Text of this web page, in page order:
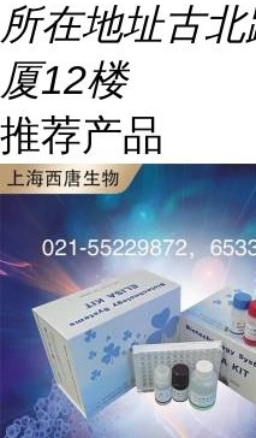
所在地址古北
厦12楼
推荐产品